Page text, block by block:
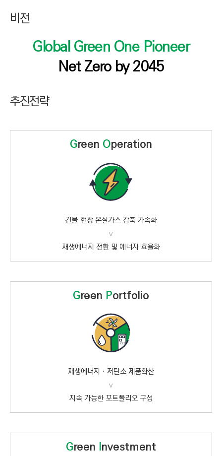
비전
Global Green One Pioneer
Net Zero by 2045
추진전략
Green Operation
건물·현장 온실가스 감축 가속화
v
재생에너지 전환 및 에너지 효율화
Green Portfolio
재생에너지ㆍ저탄소 제품확산
v
지속 가능한 포트폴리오 구성
Green Investment